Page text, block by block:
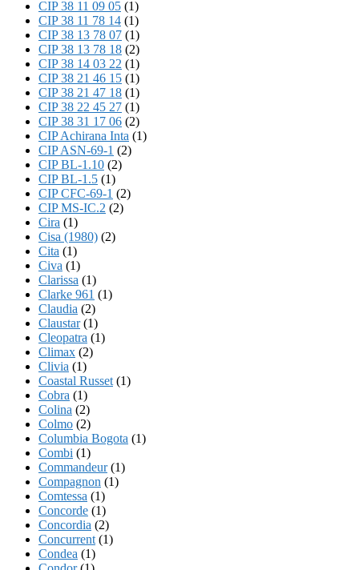
CIP 38 11 09 05 (1)
CIP 38 11 78 14 (1)
CIP 38 13 78 07 (1)
CIP 38 13 78 18 (2)
CIP 38 14 03 22 (1)
CIP 38 21 46 15 (1)
CIP 38 21 47 18 (1)
CIP 38 22 45 27 (1)
CIP 38 31 17 06 (2)
CIP Achirana Inta (1)
CIP ASN-69-1 (2)
CIP BL-1.10 (2)
CIP BL-1.5 (1)
CIP CFC-69-1 (2)
CIP MS-IC.2 (2)
Cira (1)
Cisa (1980) (2)
Cita (1)
Civa (1)
Clarissa (1)
Clarke 961 (1)
Claudia (2)
Claustar(1)
Cleopatra (1)
Climax (2)
Clivia (1)
Coastal Russet (1)
Cobra (1)
Colina (2)
Colmo (2)
Columbia Bogota (1)
Combi (1)
Commandeur(1)
Compagnon (1)
Comtessa (1)
Concorde (1)
Concordia (2)
Concurrent (1)
Condea (1)